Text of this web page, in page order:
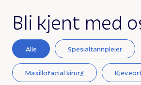
Bli kjent med
Alle Spesialtannpleier
Maxillofacial kirurg